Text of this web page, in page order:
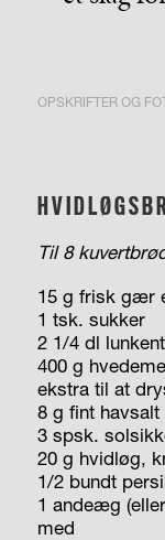
OPSKRIFTER OG
Til 8
15 g frisk gær
1 tsk. sukker
2 1/4 dl
400 g
ekstra til at
8 g fint havsalt
3 spsk.
20 g hvidløg,
1/2 bundt
1 andeæg
med